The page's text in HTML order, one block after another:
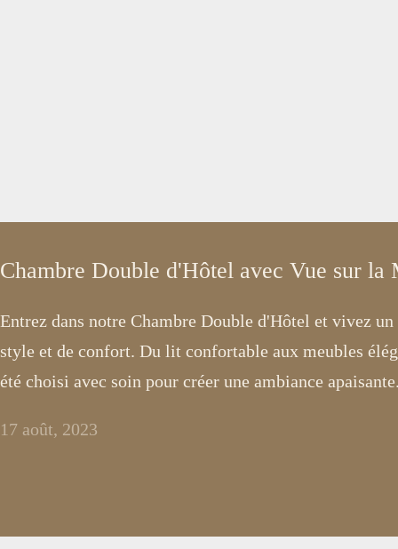
Chambre Double d'Hôtel avec Vue sur la
Entrez dans notre Chambre Double d'Hôtel et vivez
style et de confort. Du lit confortable aux meubles
été choisi avec soin pour créer une ambiance
17 août, 2023